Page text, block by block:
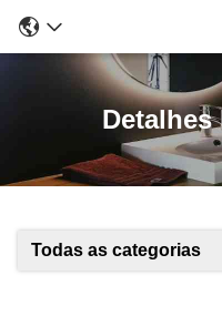
Todas as categorias